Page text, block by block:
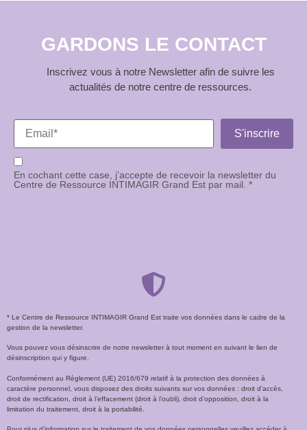
GARDONS LE CONTACT
Inscrivez vous à notre Newsletter afin de suivre les
actualités de notre centre de ressources.
En cochant cette case, j’accepte de recevoir la newsletter du
Centre de Ressource INTIMAGIR Grand Est par mail. *
* Le Centre de Ressource INTIMAGIR Grand Est traite vos données dans le cadre de la
gestion de la newsletter.
Vous pouvez vous désinscrire de notre newsletter à tout moment en suivant le lien de
désinscription qui y figure.
Conformément au Règlement (UE) 2016/679 relatif à la protection des données à
caractère personnel, vous disposez des droits suivants sur vos données : droit d’accès,
droit de rectification, droit à l’effacement (droit à l’oubli), droit d’opposition, droit à la
limitation du traitement, droit à la portabilité.